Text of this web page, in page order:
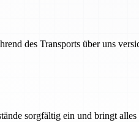
des Transports über uns
sorgfältig ein und bringt